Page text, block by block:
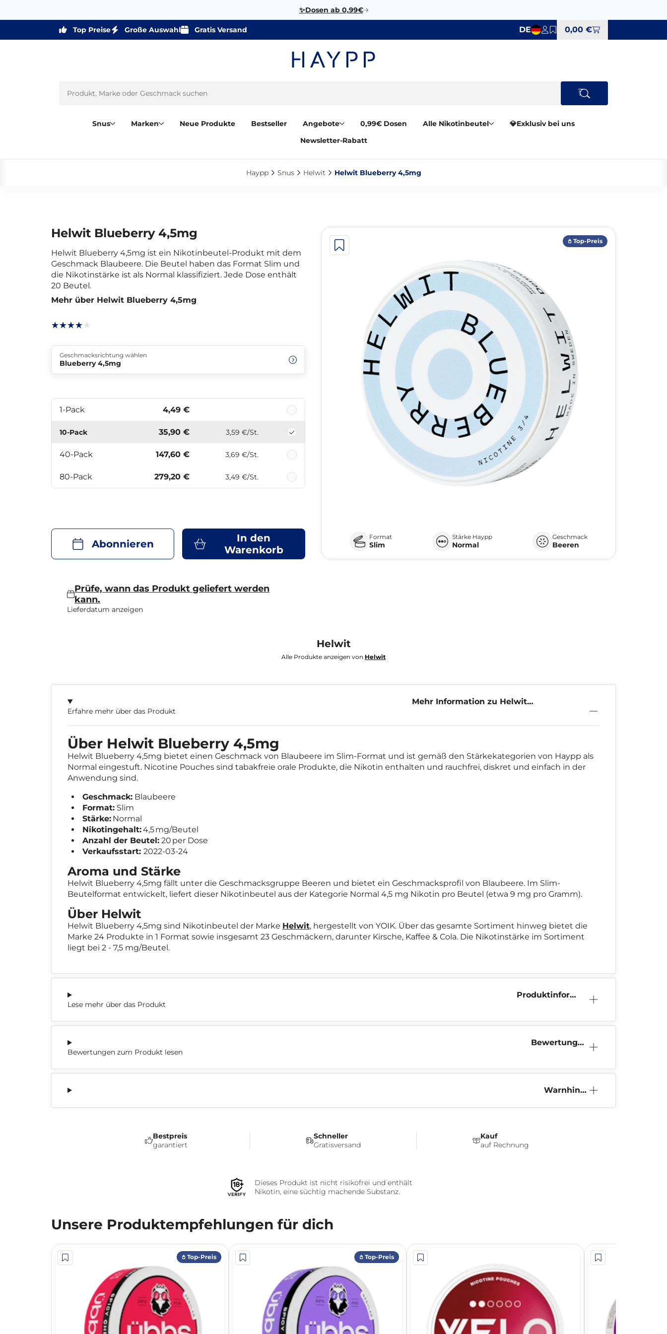
✨Dosen ab 0,99€
Top Preise Große Auswahl Gratis Versand DE 0,00 €
Snus Marken Neue Produkte Bestseller Angebote 0,99€ Dosen Alle Nikotinbeutel
💎Exklusiv bei uns
Newsletter-Rabatt
Haypp‎ Snus‎ Helwit‎ Helwit Blueberry 4,5mg‎
𖤘 Top-Preis
Helwit Blueberry 4,5mg
Helwit Blueberry 4,5mg ist ein Nikotinbeutel-Produkt mit dem
Geschmack Blaubeere. Die Beutel haben das Format Slim und
die Nikotinstärke ist als Normal klassifiziert. Jede Dose enthält
20 Beutel.
Mehr über Helwit Blueberry 4,5mg
Format
Slim
Stärke Haypp
Normal
Geschmack
Beeren
Geschmacksrichtung wählen
Blueberry 4,5mg
1-Pack 4,49 €
10-Pack 35,90 € 3,59 €/St.
40-Pack 147,60 € 3,69 €/St.
80-Pack 279,20 € 3,49 €/St.
Abonnieren
In den
Warenkorb
Prüfe, wann das Produkt geliefert werden
kann.
Lieferdatum anzeigen
Mehr Information zu Helwit
Erfahre mehr über das Produkt
Über Helwit Blueberry 4,5mg
Helwit Blueberry 4,5mg bietet einen Geschmack von Blaubeere im Slim-Format und ist gemäß den Stärkekategorien von Haypp als
Normal eingestuft. Nicotine Pouches sind tabakfreie orale Produkte, die Nikotin enthalten und rauchfrei, diskret und einfach in der
Anwendung sind.
Geschmack: Blaubeere
Format: Slim
Stärke: Normal
Nikotingehalt:4,5 mg/Beutel
Anzahl der Beutel: 20 per Dose
Verkaufsstart: 2022-03-24
Aroma und Stärke
Helwit Blueberry 4,5mg fällt unter die Geschmacksgruppe Beeren und bietet ein Geschmacksprofil von Blaubeere. Im Slim-
Beutelformat entwickelt, liefert dieser Nikotinbeutel aus der Kategorie Normal 4,5 mg Nikotin pro Beutel (etwa 9 mg pro Gramm).
Über Helwit
Helwit Blueberry 4,5mg sind Nikotinbeutel der Marke Helwit, hergestellt von YOIK. Über das gesamte Sortiment hinweg bietet die
Marke 24 Produkte in 1 Format sowie insgesamt 23 Geschmäckern, darunter Kirsche, Kaffee & Cola. Die Nikotinstärke im Sortiment
liegt bei 2 - 7,5 mg/Beutel.
Produktinform
Lese mehr über das Produkt
Bewertunge
Bewertungen zum Produkt lesen
Warnhinw
Helwit
Alle Produkte anzeigen von Helwit
Bestpreis
garantiert
Schneller
Gratisversand
Kauf
auf Rechnung
Dieses Produkt ist nicht risikofrei und enthält
Nikotin, eine süchtig machende Substanz.
Unsere Produktempfehlungen für dich
𖤘 Top-Preis 𖤘 Top-Preis